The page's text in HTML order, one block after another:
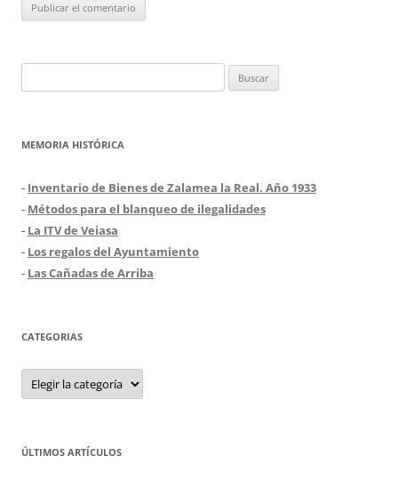
MEMORIA HISTÓRICA
- Inventario de Bienes de Zalamea la Real. Año 1933
- Métodos para el blanqueo de ilegalidades
- La ITV de Veiasa
- Los regalos del Ayuntamiento
- Las Cañadas de Arriba
CATEGORIAS
Categorias
ÚLTIMOS ARTÍCULOS